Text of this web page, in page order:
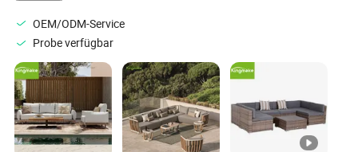
OEM/ODM-Service
Probe verfügbar